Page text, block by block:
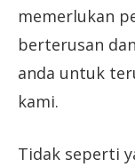
memerlukan
berterusan
anda untuk
kami.
Tidak seperti